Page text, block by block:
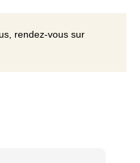
rendez-vous sur